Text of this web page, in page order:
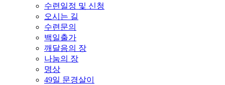
수련일정 및 신청
오시는 길
수련문의
백일출가
깨달음의 장
나눔의 장
명상
49일 문경살이